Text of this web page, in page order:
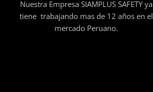
Nuestra Empresa SIAMPLUS SAFETY ya
tiene trabajando mas de 12 años en el
mercado Peruano.